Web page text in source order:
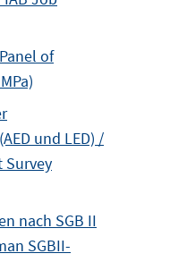
of
und LED) /
Survey
nach SGB II
SGBII-